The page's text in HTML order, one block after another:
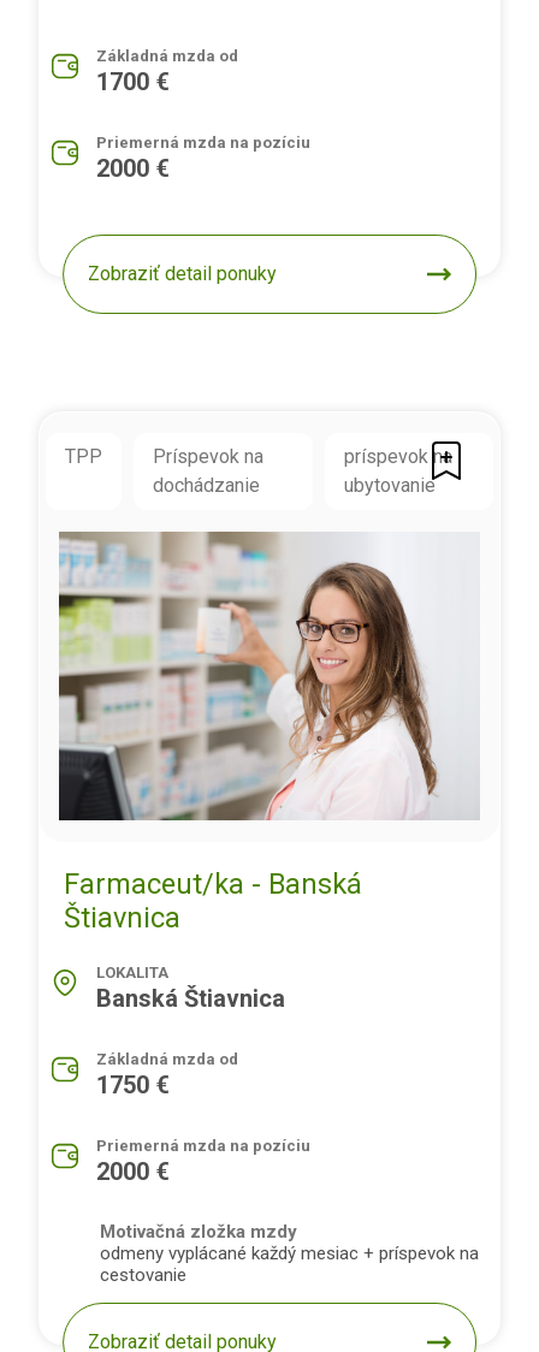
Základná mzda od
1700 €
Priemerná mzda na pozíciu
2000 €
Zobraziť detail ponuky
TPP
Príspevok na
dochádzanie
príspevok na
ubytovanie
Farmaceut/ka - Banská
Štiavnica
LOKALITA
Banská Štiavnica
Základná mzda od
1750 €
Priemerná mzda na pozíciu
2000 €
Motivačná zložka mzdy
odmeny vyplácané každý mesiac + príspevok na
cestovanie
Zobraziť detail ponuky